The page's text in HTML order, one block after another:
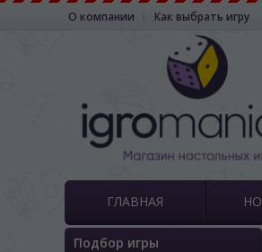
О компании Как выбрать игру
ГЛАВНАЯ
Подбор игры